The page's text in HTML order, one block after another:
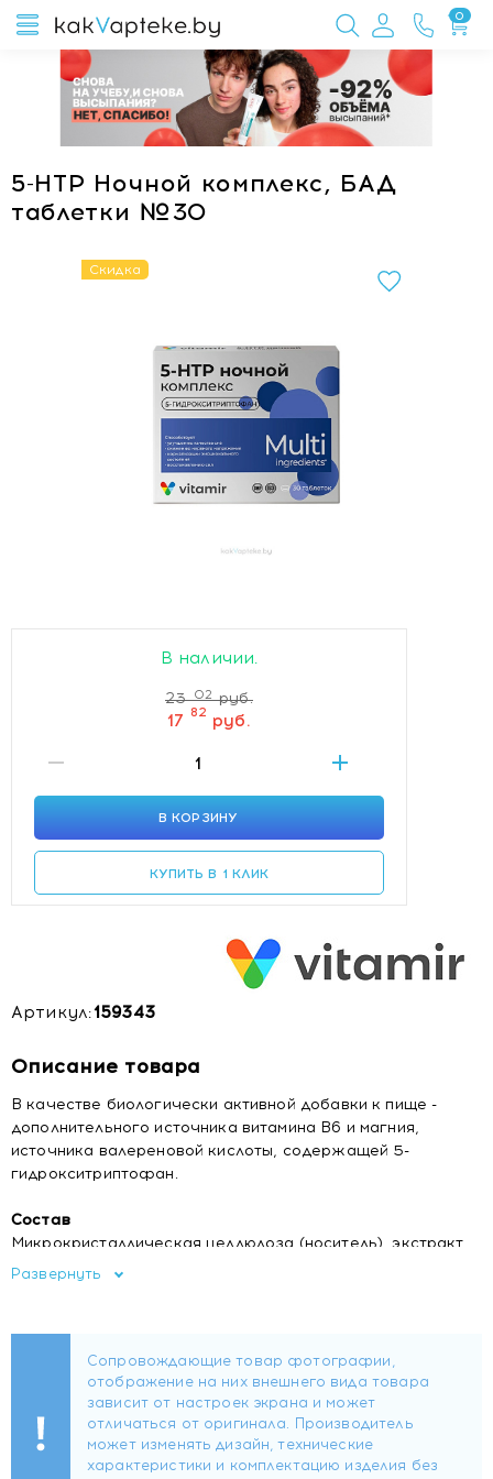
0
5-НТР Ночной комплекс, БАД
таблетки №30
Скидка
В наличии.
23 02 руб.
17 82 руб.
В КОРЗИНУ
КУПИТЬ В 1 КЛИК
Артикул:159343
Описание товара
В качестве биологически активной добавки к пище -
дополнительного источника витамина В6 и магния,
источника валереновой кислоты, содержащей 5-
гидрокситриптофан.
Состав
Микрокристаллическая целлюлоза (носитель), экстракт
Гриффонии (5-гидрокситриптофан; 5-НТР), магния
стеариновой кислоты (агент антислеживающий),
пиридоксина гидрохлорид (витамин В6), оболочка
таблетки: гидроксипропилметилцеллюлоза (загуститель),
полиэтиленгликоль (стабилизатор), диоксид титана
(краситель), оксид железа красный (краситель).
Форма выпуска
Развернуть